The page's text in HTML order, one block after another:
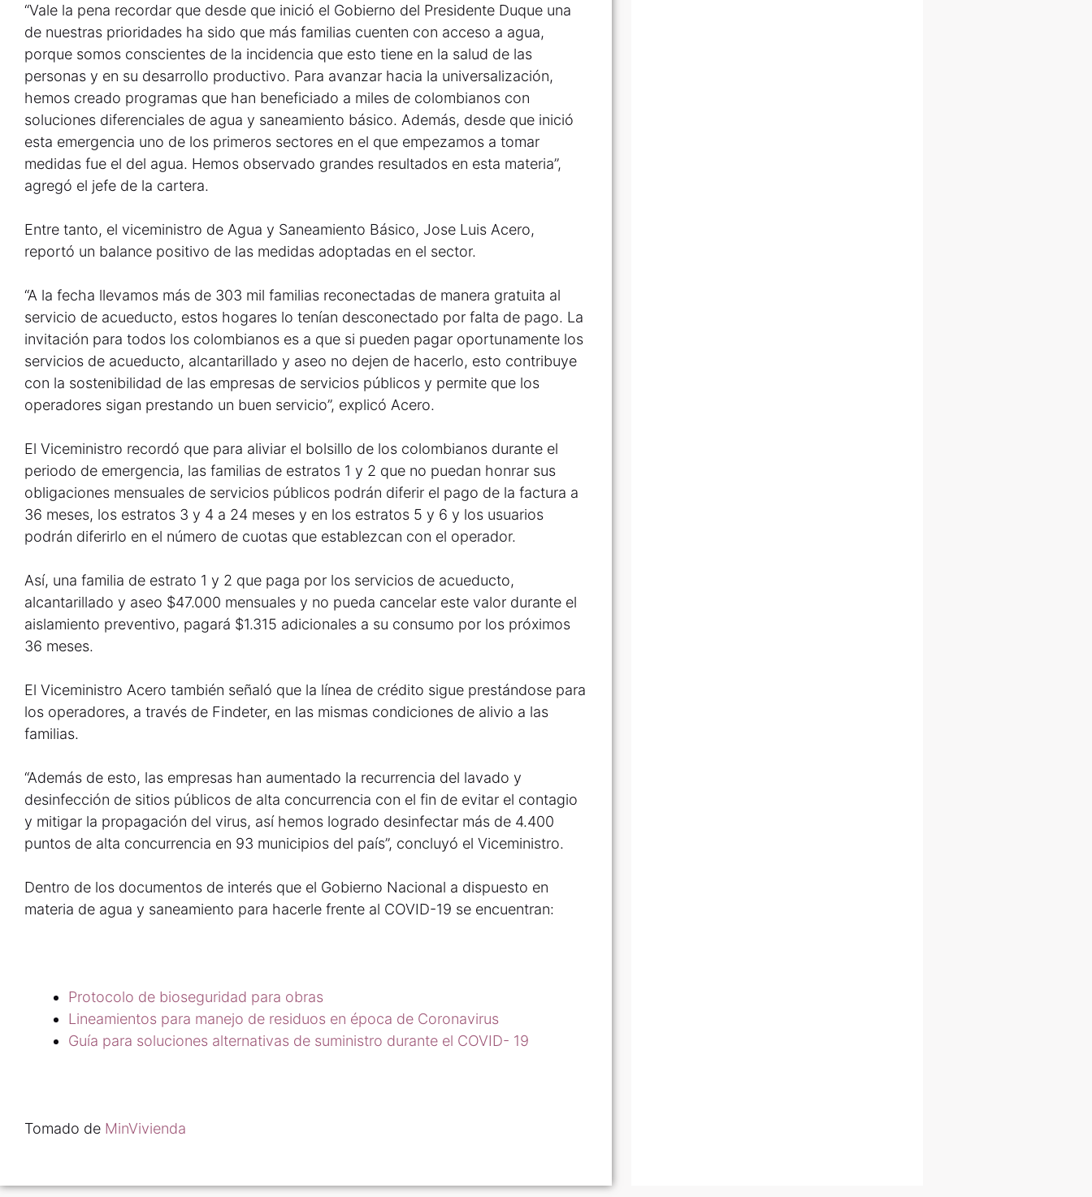
“Vale la pena recordar que desde que inició el Gobierno del Presidente Duque una
de nuestras prioridades ha sido que más familias cuenten con acceso a agua,
porque somos conscientes de la incidencia que esto tiene en la salud de las
personas y en su desarrollo productivo. Para avanzar hacia la universalización,
hemos creado programas que han beneficiado a miles de colombianos con
soluciones diferenciales de agua y saneamiento básico. Además, desde que inició
esta emergencia uno de los primeros sectores en el que empezamos a tomar
medidas fue el del agua. Hemos observado grandes resultados en esta materia”,
agregó el jefe de la cartera.
Entre tanto, el viceministro de Agua y Saneamiento Básico, Jose Luis Acero,
reportó un balance positivo de las medidas adoptadas en el sector.
“A la fecha llevamos más de 303 mil familias reconectadas de manera gratuita al
servicio de acueducto, estos hogares lo tenían desconectado por falta de pago. La
invitación para todos los colombianos es a que si pueden pagar oportunamente los
servicios de acueducto, alcantarillado y aseo no dejen de hacerlo, esto contribuye
con la sostenibilidad de las empresas de servicios públicos y permite que los
operadores sigan prestando un buen servicio”, explicó Acero.
El Viceministro recordó que para aliviar el bolsillo de los colombianos durante el
periodo de emergencia, las familias de estratos 1 y 2 que no puedan honrar sus
obligaciones mensuales de servicios públicos podrán diferir el pago de la factura a
36 meses, los estratos 3 y 4 a 24 meses y en los estratos 5 y 6 y los usuarios
podrán diferirlo en el número de cuotas que establezcan con el operador.
Así, una familia de estrato 1 y 2 que paga por los servicios de acueducto,
alcantarillado y aseo $47.000 mensuales y no pueda cancelar este valor durante el
aislamiento preventivo, pagará $1.315 adicionales a su consumo por los próximos
36 meses.
El Viceministro Acero también señaló que la línea de crédito sigue prestándose para
los operadores, a través de Findeter, en las mismas condiciones de alivio a las
familias.
“Además de esto, las empresas han aumentado la recurrencia del lavado y
desinfección de sitios públicos de alta concurrencia con el fin de evitar el contagio
y mitigar la propagación del virus, así hemos logrado desinfectar más de 4.400
puntos de alta concurrencia en 93 municipios del país”, concluyó el Viceministro.
Dentro de los documentos de interés que el Gobierno Nacional a dispuesto en
materia de agua y saneamiento para hacerle frente al COVID-19 se encuentran:
Protocolo de bioseguridad para obras
Lineamientos para manejo de residuos en época de Coronavirus
Guía para soluciones alternativas de suministro durante el COVID- 19
Tomado de MinVivienda